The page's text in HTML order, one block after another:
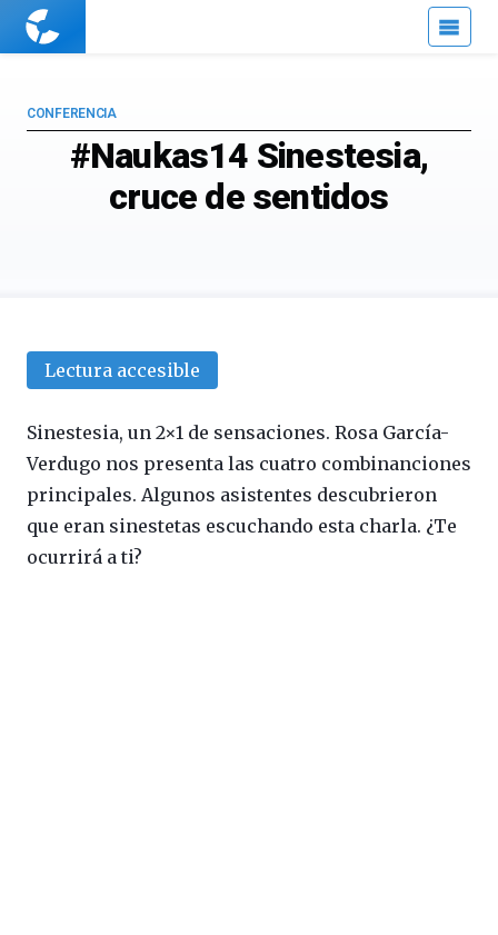
Cuaderno
#Naukas14 Sinestesia,
cruce de sentidos
CONFERENCIA
Lectura accesible
Sinestesia, un 2×1 de sensaciones. Rosa García-
Verdugo nos presenta las cuatro combinanciones
principales. Algunos asistentes descubrieron
que eran sinestetas escuchando esta charla. ¿Te
ocurrirá a ti?